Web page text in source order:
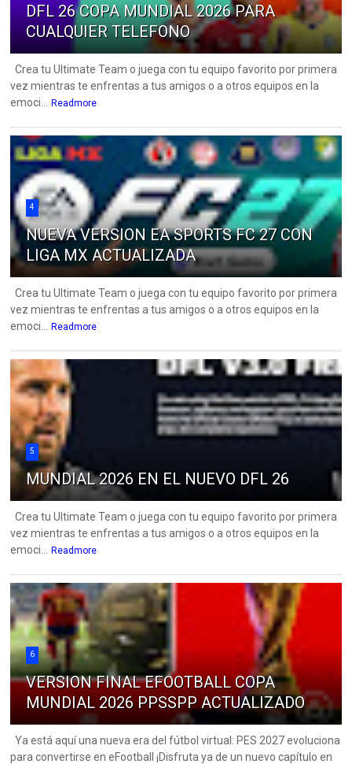
DFL 26 COPA MUNDIAL 2026 PARA
CUALQUIER TELEFONO
Crea tu Ultimate Team o juega con tu equipo favorito por primera
vez mientras te enfrentas a tus amigos o a otros equipos en la
emoci...
Readmore
4
NUEVA VERSION EA SPORTS FC 27 CON
LIGA MX ACTUALIZADA
Crea tu Ultimate Team o juega con tu equipo favorito por primera
vez mientras te enfrentas a tus amigos o a otros equipos en la
emoci...
Readmore
5
MUNDIAL 2026 EN EL NUEVO DFL 26
Crea tu Ultimate Team o juega con tu equipo favorito por primera
vez mientras te enfrentas a tus amigos o a otros equipos en la
emoci...
Readmore
6
VERSION FINAL EFOOTBALL COPA
MUNDIAL 2026 PPSSPP ACTUALIZADO
Ya está aquí una nueva era del fútbol virtual: PES 2027 evoluciona
para convertirse en eFootball ¡Disfruta ya de un nuevo capítulo en